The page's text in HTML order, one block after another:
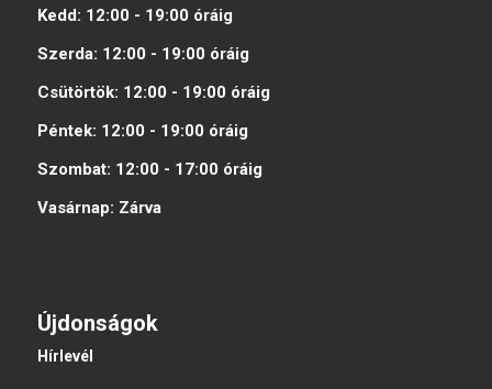
Kedd: 12:00 - 19:00 óráig
Szerda: 12:00 - 19:00 óráig
Csütörtök: 12:00 - 19:00 óráig
Péntek: 12:00 - 19:00 óráig
Szombat: 12:00 - 17:00 óráig
Vasárnap: Zárva
Újdonságok
Hírlevél